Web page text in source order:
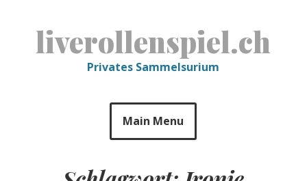
liverollenspiel.ch
Privates Sammelsurium
Main Menu